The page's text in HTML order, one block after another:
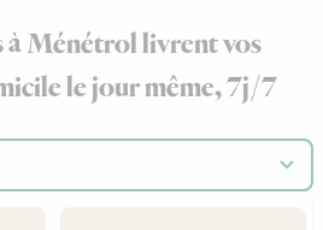
à Ménétrol livrent vos
le jour même, 7j/7